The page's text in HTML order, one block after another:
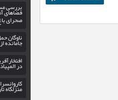
بررسی
فضاهای
صحرای
ناوگان
جامانده
در
منزلگاه